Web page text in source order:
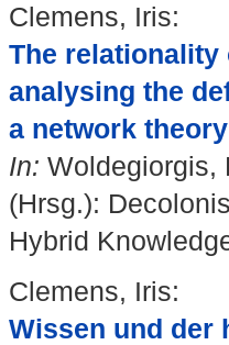
Clemens, Iris:
The relationality
analysing the
a network
In: Woldegiorgis,
(Hrsg.):
Hybrid
Clemens, Iris:
Wissen und der